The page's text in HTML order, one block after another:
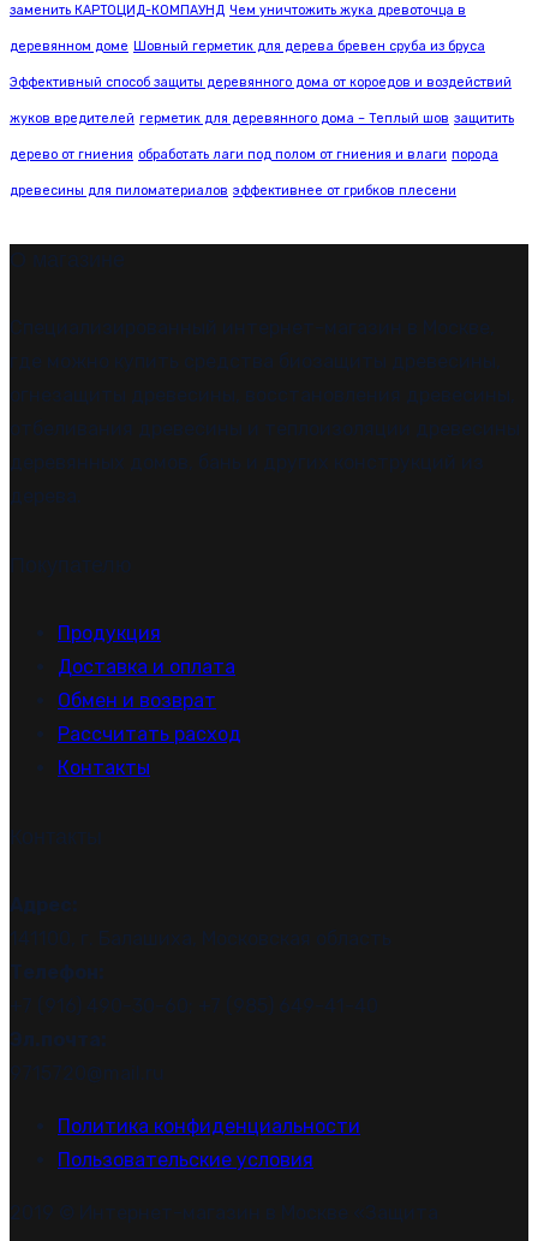
заменить КАРТОЦИД-КОМПАУНД Чем уничтожить жука древоточца в
деревянном доме Шовный герметик для дерева бревен сруба из бруса
Эффективный способ защиты деревянного дома от короедов и воздействий
жуков вредителей герметик для деревянного дома – Теплый шов защитить
дерево от гниения обработать лаги под полом от гниения и влаги порода
древесины для пиломатериалов эффективнее от грибков плесени
О магазине
Специализированный интернет-магазин в Москве,
где можно купить средства биозащиты древесины,
огнезащиты древесины, восстановления древесины,
отбеливания древесины и теплоизоляции древесины
деревянных домов, бань и других конструкций из
дерева.
Покупателю
Продукция
Доставка и оплата
Обмен и возврат
Рассчитать расход
Контакты
Адрес:
141100, г. Балашиха, Московская область
Телефон:
+7 (916) 490-30-60; +7 (985) 649-41-40
Эл.почта:
9715720@mail.ru
Политика конфиденциальности
Пользовательские условия
2019 © Интернет-магазин в Москве «Защита